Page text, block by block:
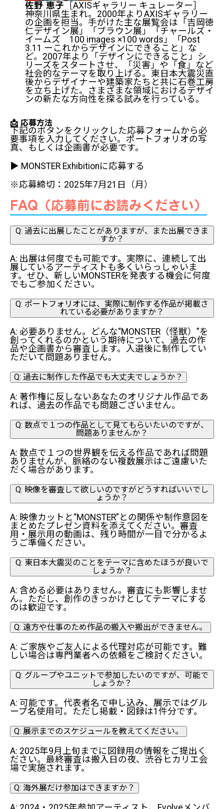
佐野 恵子
［AXISギャラリー キュレーター］
神奈川県生まれ。2000年よりAXISギャラリー
の企画を担当。手がけた主な展覧会は「吉岡徳
仁デザイン展」「ブラウン展」「チャールズ・
イームズ 100 images ×100 words」「Post
3.11 ーこれからデザインにできること」な
ど。2007年より「デザインにできること」シ
リーズをスタートさせ、「災害」や「食」など
社会的なテーマを取り上げる。東日本大震災直
後からデザイナーや建築家たちと共に石巻工房
を立ち上げた。さまざまな領域におけるデザイ
ンの新たな方向性を探る試みを行っている。
📩 応募方法
下記のボタンをクリックした応募フォームから必
要事項を入力してください。ポートフォリオの写
真、もしくは企画書が必要です。
▶ MONSTER Exhibitionに応募する
※応募締切：2025年7月21日（月）
FAQ（応募前にお読みください）
Q: 過去に出展したことがありますが、また出展できま
すか？
A: 出展は何度でも可能です。実際に、連続して出
展しているアーティストも多くいらっしゃいま
す。ぜひ、新しいMONSTERを発表する機会に何度
でもご参加ください。
Q: ポートフォリオには、実際に制作する作品が掲載さ
れている必要がありますか？
A: 必要ありません。どんな“MONSTER（怪獣）”を
創ってくれるのかという期待について、過去の作
品や企画書から審査します。入選後に制作してい
ただいて問題ありません。
Q: 過去に制作した作品でも大丈夫でしょうか？
A: 著作権に反しないあなたのオリジナル作品であ
れば、過去の作品でも問題ございません。
Q: 数点で１つの作品として見てもらいたいのですが、
問題ありませんか？
A: 数点で１つの世界観を伝える作品であれば問題
ありませんが、脈絡のない複数展示はご遠慮いた
だく場合があります。
Q: 映像を審査して欲しいのですがどうすればいいでし
ょうか？
A: 映像カットと“MONSTER”との関係や制作意図を
まとめたプレゼン資料を添えてください。審査
用・展示用の動画は、残り時間が一目で分かるよ
うご準備ください。
Q: 東日本大震災のことをテーマに含めたほうが良いで
しょうか？
A: 含める必要はありません。審査にも影響しませ
ん。ただし、創作のきっかけとしてテーマにする
のは歓迎です。
Q: 遠方や仕事のため作品の搬入や搬出ができません。
A: ご家族やご友人による代理対応が可能です。難
しい場合は専門業者への依頼をご検討ください。
Q: グループやユニットで参加したいのですが、可能で
しょうか？
A: 可能です。代表者名で申し込み、展示ではグル
ープ名使用可。ただし掲載・図録は1件分です。
Q: 展示までのスケジュールを教えてください。
A: 2025年9月上旬までに図録用の情報をご提出く
ださい。最終審査は搬入日の夜、渋谷ヒカリエ会
場で実施されます。
Q: 海外展だけ参加はできますか？
MONSTER Exhibition 2025 公募情報
FAQ（応募前にお読みください）